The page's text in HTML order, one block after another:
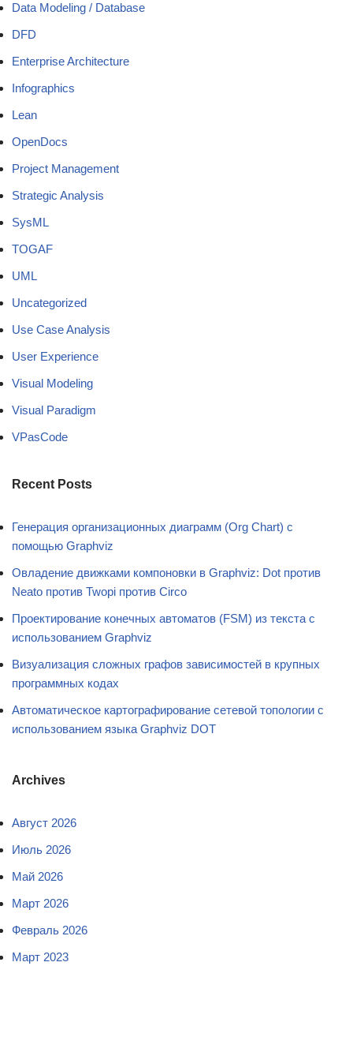
Data Modeling / Database
DFD
Enterprise Architecture
Infographics
Lean
OpenDocs
Project Management
Strategic Analysis
SysML
TOGAF
UML
Uncategorized
Use Case Analysis
User Experience
Visual Modeling
Visual Paradigm
VPasCode
Recent Posts
Генерация организационных диаграмм (Org Chart) с
помощью Graphviz
Овладение движками компоновки в Graphviz: Dot против
Neato против Twopi против Circo
Проектирование конечных автоматов (FSM) из текста с
использованием Graphviz
Визуализация сложных графов зависимостей в крупных
программных кодах
Автоматическое картографирование сетевой топологии с
использованием языка Graphviz DOT
Archives
Август 2026
Июль 2026
Май 2026
Март 2026
Февраль 2026
Март 2023